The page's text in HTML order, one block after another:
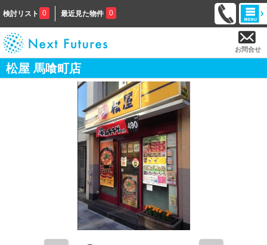
検討リスト 0 最近見た物件 0
お問合せ
松屋 馬喰町店